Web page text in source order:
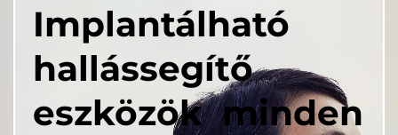
Implantálható
hallássegítő
eszközök minden